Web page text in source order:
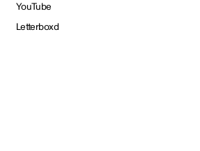
YouTube
Letterboxd